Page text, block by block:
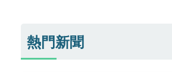
熱門新聞